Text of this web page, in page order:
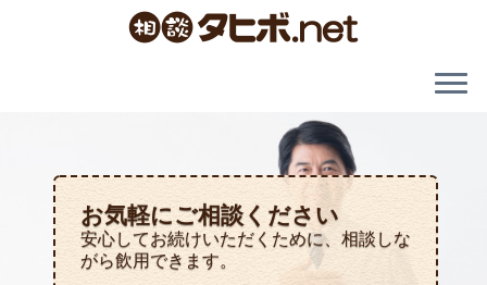
お気軽にご相談ください
安心してお続けいただくために、相談しな
がら飲用できます。